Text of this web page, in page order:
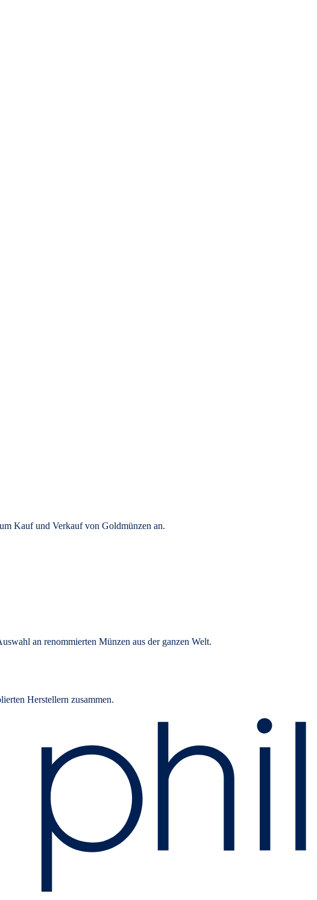
Kauf und Verkauf von Goldmünzen an.
an renommierten Münzen aus der ganzen Welt.
Herstellern zusammen.